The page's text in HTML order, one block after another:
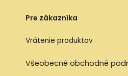
Pre zákazníka
Vrátenie produktov
Všeobecné obchodné